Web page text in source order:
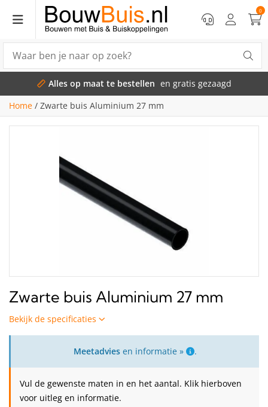
0
Alles op maat te bestellen en gratis gezaagd
Home / Zwarte buis Aluminium 27 mm
Zwarte buis Aluminium 27 mm
Bekijk de specificaties
Meetadviesen informatie » .
Vul de gewenste maten in en het aantal. Klik hierboven
voor uitleg en informatie.